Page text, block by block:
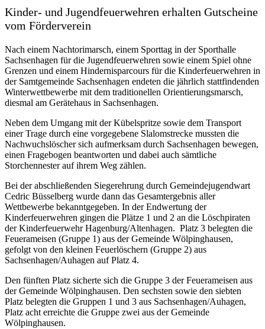
Kinder- und Jugendfeuerwehren erhalten Gutscheine
vom Förderverein
Nach einem Nachtorimarsch, einem Sporttag in der Sporthalle
Sachsenhagen für die Jugendfeuerwehren sowie einem Spiel ohne
Grenzen und einem Hindernisparcours für die Kinderfeuerwehren in
der Samtgemeinde Sachsenhagen endeten die jährlich stattfindenden
Winterwettbewerbe mit dem traditionellen Orientierungsmarsch,
diesmal am Gerätehaus in Sachsenhagen.
Neben dem Umgang mit der Kübelspritze sowie dem Transport
einer Trage durch eine vorgegebene Slalomstrecke mussten die
Nachwuchslöscher sich aufmerksam durch Sachsenhagen bewegen,
einen Fragebogen beantworten und dabei auch sämtliche
Storchennester auf ihrem Weg zählen.
Bei der abschließenden Siegerehrung durch Gemeindejugendwart
Cedric Büsselberg wurde dann das Gesamtergebnis aller
Wettbewerbe bekanntgegeben. In der Endwertung der
Kinderfeuerwehren gingen die Plätze 1 und 2 an die Löschpiraten
der Kinderfeuerwehr Hagenburg/Altenhagen. Platz 3 belegten die
Feuerameisen (Gruppe 1) aus der Gemeinde Wölpinghausen,
gefolgt von den kleinen Feuerlöschern (Gruppe 2) aus
Sachsenhagen/Auhagen auf Platz 4.
Den fünften Platz sicherte sich die Gruppe 3 der Feuerameisen aus
der Gemeinde Wölpinghausen. Den sechsten sowie den siebten
Platz belegten die Gruppen 1 und 3 aus Sachsenhagen/Auhagen,
Platz acht erreichte die Gruppe zwei aus der Gemeinde
Wölpinghausen.